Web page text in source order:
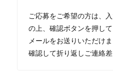
ご応募をご希望の方は、
の上、確認ボタンを押して
メールをお送りいただけ
確認して折り返しご連絡差